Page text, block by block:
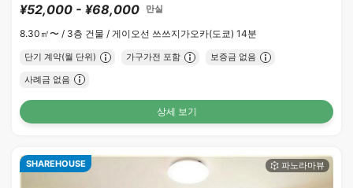
¥52,000 - ¥68,000 만실
8.30㎡〜 / 3층 건물 / 게이오선 쓰쓰지가오카(도쿄) 14분
단기 계약(월 단위) 가구가전 포함 보증금 없음
사례금 없음
상세 보기
SHAREHOUSE